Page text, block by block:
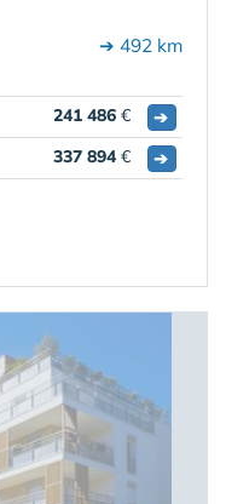
➔ 492 km
241 486 €
➔
337 894€ ➔